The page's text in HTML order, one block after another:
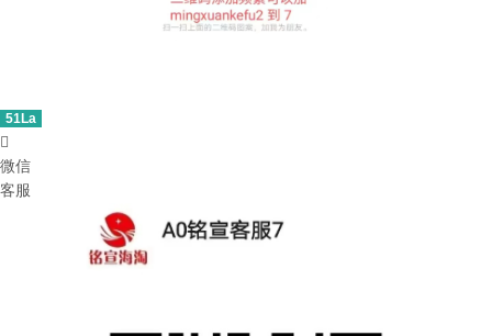
51La

微信
客服